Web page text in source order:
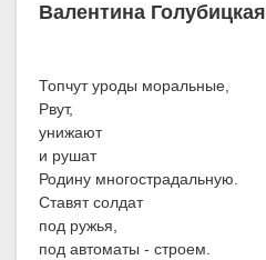
Валентина Голубицкая
Топчут уроды моральные,
Рвут,
унижают
и рушат
Родину многострадальную.
Ставят солдат
под ружья,
под автоматы - строем.